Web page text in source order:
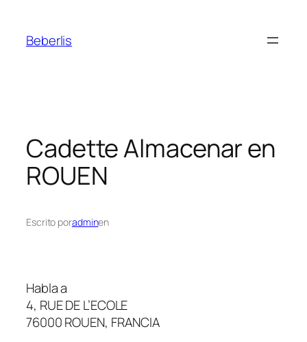
Beberlis
CadetteAlmacenar en
ROUEN
Escrito poradminen
Habla a
4, RUE DE L’ECOLE
76000 ROUEN, FRANCIA